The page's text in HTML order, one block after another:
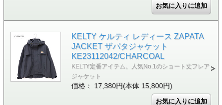
KELTY ケルティ レディース ZAPATA
JACKET ザパタジャケット
KE23112042/CHARCOAL
KELTY定番アイテム。人気No.1のショート丈フレア
ジャケット
価格： 17,380円(本体 15,800円)